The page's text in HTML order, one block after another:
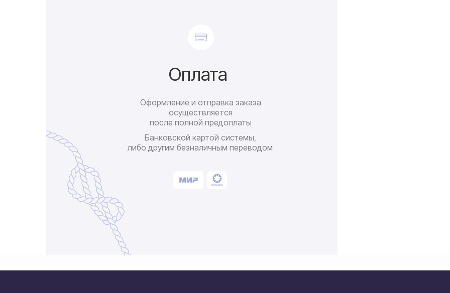
Банковской картой системы,
либо другим безналичным переводом
Оплата
Оформление и отправка заказа
осуществляется
после полной предоплаты